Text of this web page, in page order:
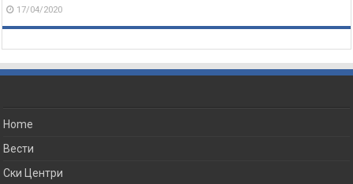
17/04/2020
Home
Вести
Ски Центри